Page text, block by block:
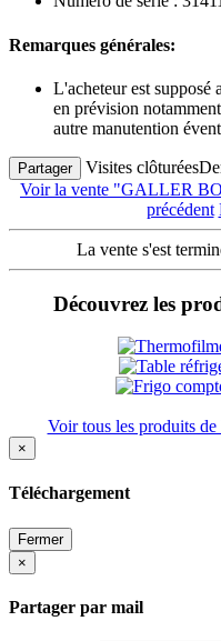
Remarques générales:
L'acheteur est supposé
en prévision
autre manutention
Partager Visites clôturées
Voir la vente "GALLER
précédent
La vente s'est
Découvrez les
Voir tous les produits
×
Téléchargement
Fermer
×
Partager par mail